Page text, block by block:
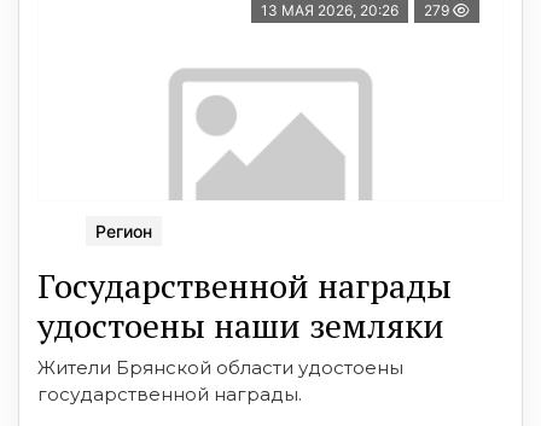
13 МАЯ 2026, 20:26 279
Регион
Государственной награды
удостоены наши земляки
Жители Брянской области удостоены
государственной награды.